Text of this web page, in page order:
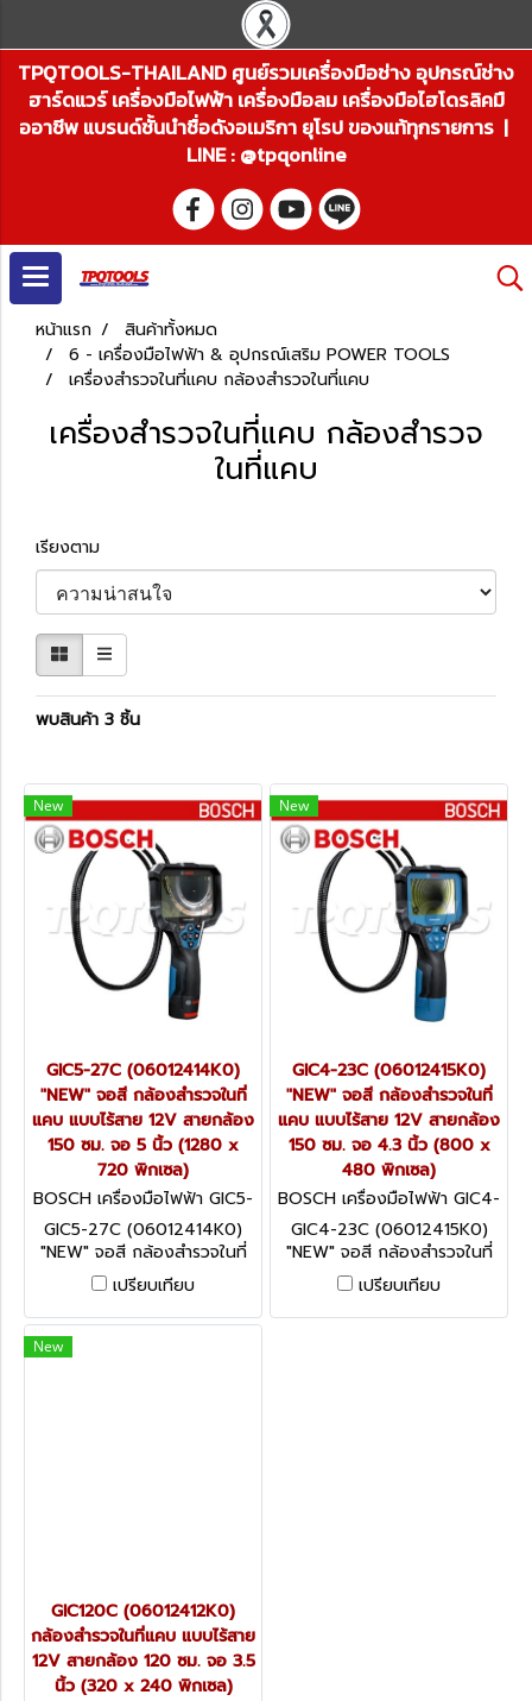
TPQTOOLS-THAILAND ศูนย์รวมเครื่องมือช่าง อุปกรณ์ช่าง
ฮาร์ดแวร์ เครื่องมือไฟฟ้า เครื่องมือลม เครื่องมือไฮโดรลิคมื
ออาชีพ แบรนด์ชั้นนำชื่อดังอเมริกา ยุโรป ของแท้ทุกรายการ |
LINE : @tpqonline
หน้าแรก
สินค้าทั้งหมด
6 - เครื่องมือไฟฟ้า & อุปกรณ์เสริม POWER TOOLS
เครื่องสำรวจในที่แคบ กล้องสำรวจในที่แคบ
เครื่องสำรวจในที่แคบ กล้องสำรวจ
ในที่แคบ
เรียงตาม
พบสินค้า 3 ชิ้น
New
GIC5-27C (06012414K0)
"NEW" จอสี กล้องสำรวจในที่
แคบ แบบไร้สาย 12V สายกล้อง
150 ซม. จอ 5 นิ้ว (1280 x
720 พิกเซล)
BOSCH เครื่องมือไฟฟ้า GIC5-
27C (06012414K0)
GIC5-27C (06012414K0)
"NEW" จอสี กล้องสำรวจในที่
แคบ แบบไร้สาย 12V สายกล้อง
150 ซม. จอ 5 นิ้ว (1280 x
720 พิกเซล)
เปรียบเทียบ
New
GIC4-23C (06012415K0)
"NEW" จอสี กล้องสำรวจในที่
แคบ แบบไร้สาย 12V สายกล้อง
150 ซม. จอ 4.3 นิ้ว (800 x
480 พิกเซล)
BOSCH เครื่องมือไฟฟ้า GIC4-
23C (06012415K0)
GIC4-23C (06012415K0)
"NEW" จอสี กล้องสำรวจในที่
แคบ แบบไร้สาย 12V สายกล้อง
150 ซม. จอ 4.3 นิ้ว (800 x
480 พิกเซล)
เปรียบเทียบ
New
GIC120C (06012412K0)
กล้องสำรวจในที่แคบ แบบไร้สาย
12V สายกล้อง 120 ซม. จอ 3.5
นิ้ว (320 x 240 พิกเซล)